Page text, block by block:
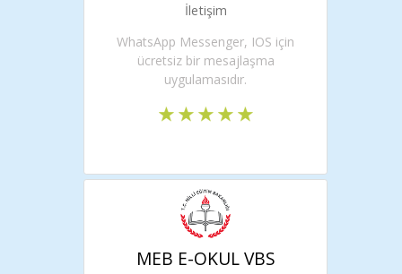
İletişim
WhatsApp Messenger, IOS için
ücretsiz bir mesajlaşma
uygulamasıdır.
MEB E-OKUL VBS